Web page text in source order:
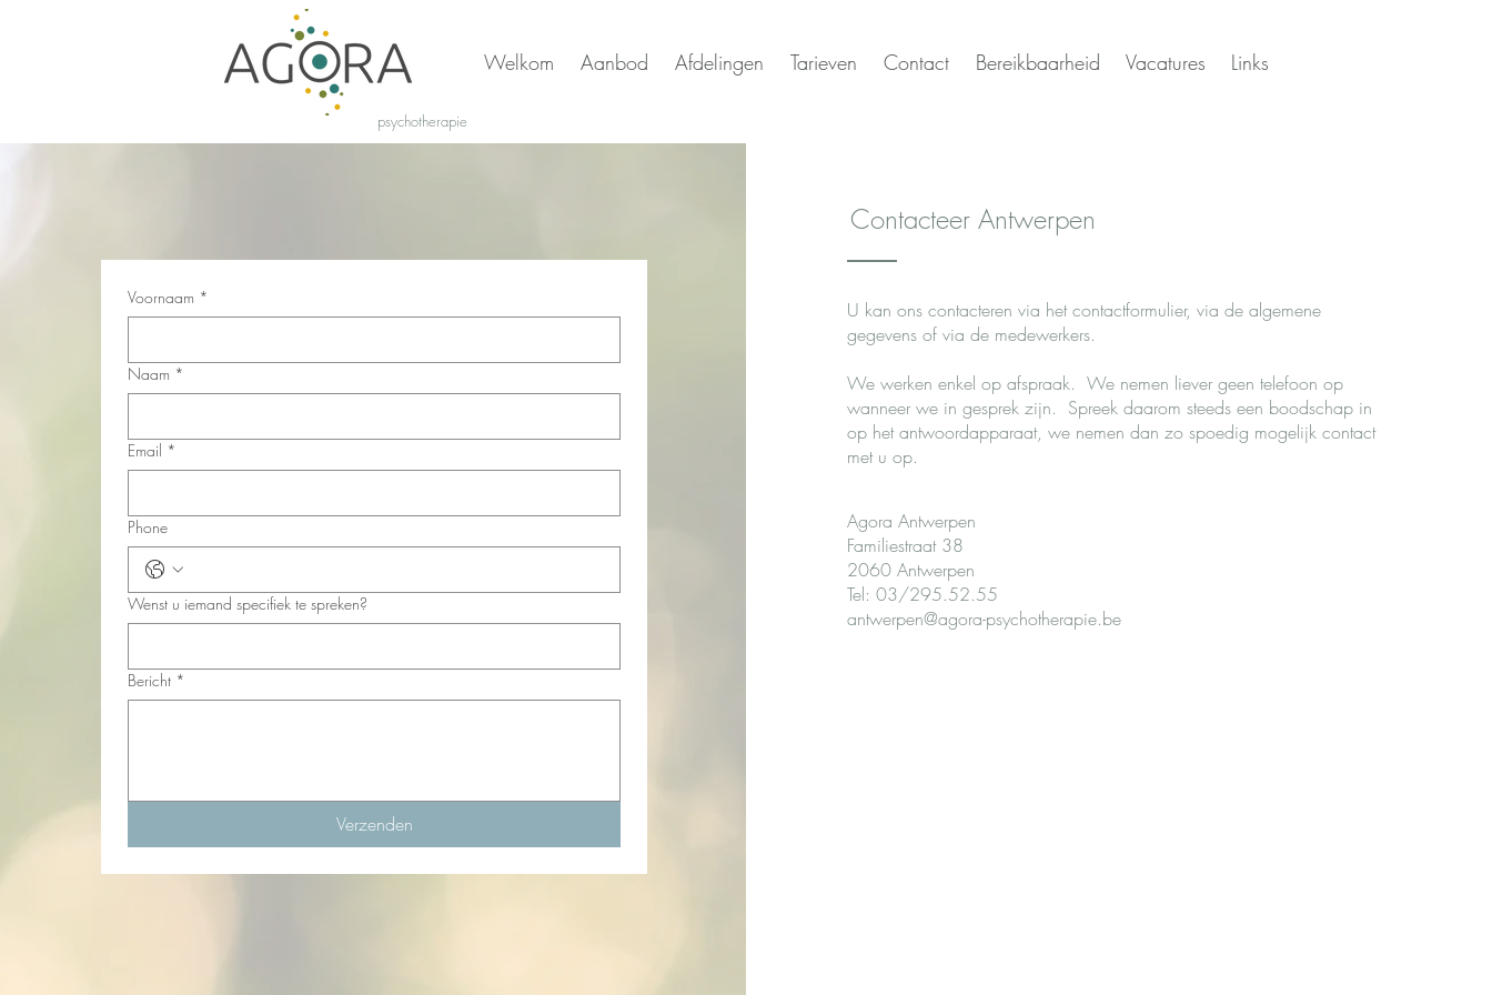
psychotherapie
Welkom Aanbod Afdelingen Tarieven Contact Bereikbaarheid Vacatures Links
Voornaam *
Naam *
Email *
Phone
Wenst u iemand specifiek te spreken?
Bericht *
Verzenden
Contacteer Antwerpen
U kan ons contacteren via het contactformulier, via de algemene
gegevens of via de medewerkers.
We werken enkel op afspraak. We nemen liever geen telefoon op
wanneer we in gesprek zijn. Spreek daarom steeds een boodschap in
op het antwoordapparaat, we nemen dan zo spoedig mogelijk contact
met u op.
Agora Antwerpen​​
Familiestraat 38
2060 Antwerpen
Tel: 03/295.52.55
antwerpen@agora-psychotherapie.be